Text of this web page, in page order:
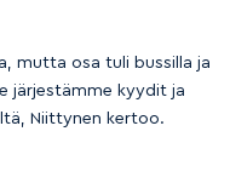
mutta osa tuli bussilla ja
järjestämme kyydit ja
Niittynen kertoo.